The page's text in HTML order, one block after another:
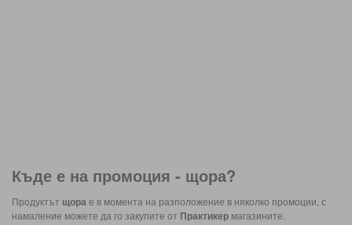
Къде е на промоция - щора?
Продуктът щора е в момента на разположение в няколко промоции, с
намаление можете да го закупите от Практикер магазините.